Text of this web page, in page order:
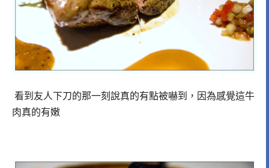
看到友人下刀的那一刻說真的有點被嚇到，因為感覺這牛
肉真的有嫩